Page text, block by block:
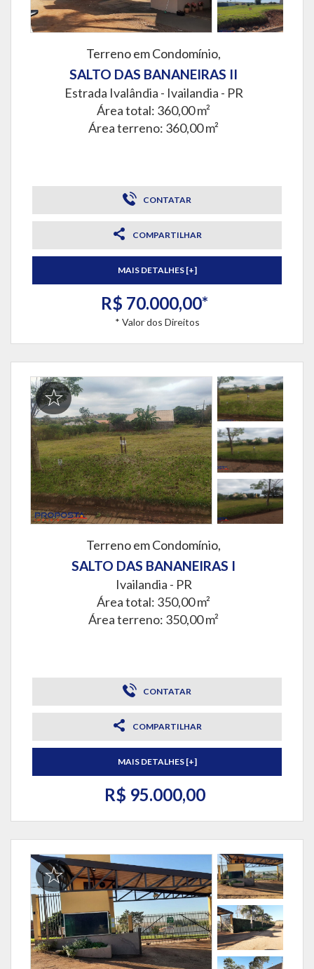
Terreno em Condomínio,
SALTO DAS BANANEIRAS II
Estrada Ivalândia - Ivailandia - PR
Área total: 360,00 m²
Área terreno: 360,00 m²
CONTATAR
COMPARTILHAR
MAIS DETALHES [+]
R$ 70.000,00*
* Valor dos Direitos
Terreno em Condomínio,
SALTO DAS BANANEIRAS I
Ivailandia - PR
Área total: 350,00 m²
Área terreno: 350,00 m²
CONTATAR
COMPARTILHAR
MAIS DETALHES [+]
R$ 95.000,00